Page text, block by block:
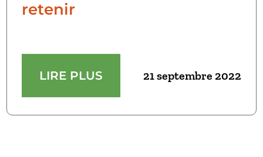
retenir
LIRE PLUS 21 septembre 2022